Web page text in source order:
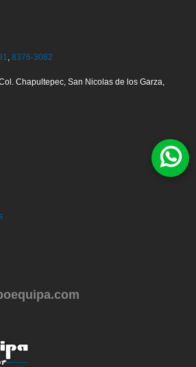
, 8376-3082
Chapultepec, San Nicolas de los Garza,